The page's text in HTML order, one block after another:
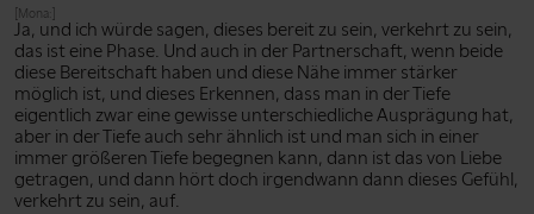
[Mona:]
Ja, und ich würde sagen, dieses bereit zu sein, verkehrt zu sein,
das ist eine Phase. Und auch in der Partnerschaft, wenn beide
diese Bereitschaft haben und diese Nähe immer stärker
möglich ist, und dieses Erkennen, dass man in der Tiefe
eigentlich zwar eine gewisse unterschiedliche Ausprägung hat,
aber in der Tiefe auch sehr ähnlich ist und man sich in einer
immer größeren Tiefe begegnen kann, dann ist das von Liebe
getragen, und dann hört doch irgendwann dann dieses Gefühl,
verkehrt zu sein, auf.